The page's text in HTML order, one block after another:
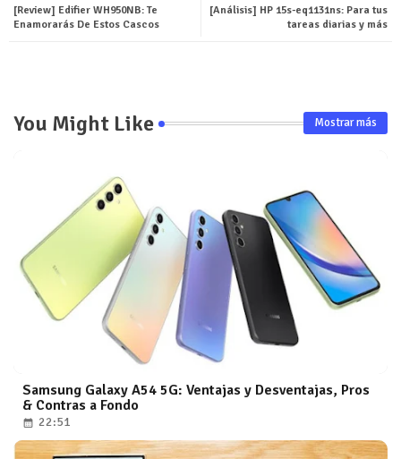
[Análisis] HP 15s-eq1131ns: Para tus
tareas diarias y más
[Review] Edifier WH950NB: Te
Enamorarás De Estos Cascos
You Might Like Mostrar más
Samsung Galaxy A54 5G: Ventajas y Desventajas, Pros
& Contras a Fondo
22:51